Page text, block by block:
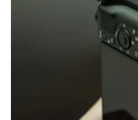
горизонтальной и
камеры со штатива.
алюминиевого
покрытием черного
легкость, прочность и
площадка
органам управления